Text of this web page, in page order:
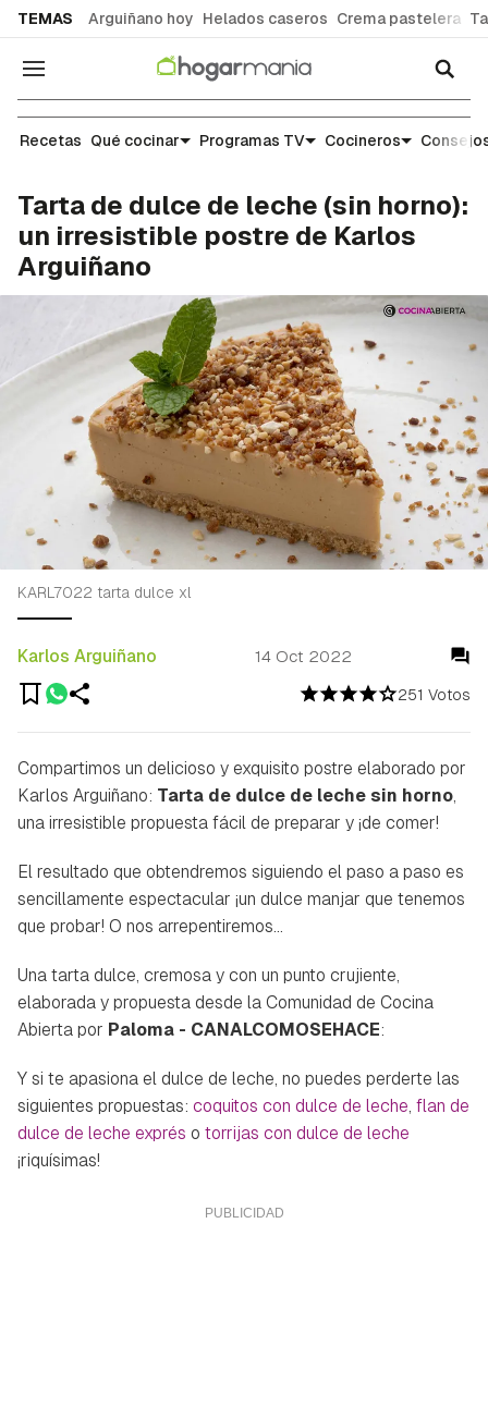
TEMAS Arguiñano hoy Helados caseros Crema pastelera
Navegación
Recetas
Recetas Qué cocinar Programas TV Cocineros
Tarta de dulce de leche (sin horno):
un irresistible postre de Karlos
Arguiñano
251 Votos
Karlos Arguiñano 14 Oct 2022
KARL7022 tarta dulce xl
Compartimos un delicioso y exquisito postre elaborado por
Karlos Arguiñano: Tarta de dulce de leche sin horno,
una irresistible propuesta fácil de preparar y ¡de comer!
El resultado que obtendremos siguiendo el paso a paso es
sencillamente espectacular ¡un dulce manjar que tenemos
que probar! O nos arrepentiremos...
Una tarta dulce, cremosa y con un punto crujiente,
elaborada y propuesta desde la Comunidad de Cocina
Abierta por Paloma - CANALCOMOSEHACE:
Y si te apasiona el dulce de leche, no puedes perderte las
siguientes propuestas: coquitos con dulce de leche, flan de
dulce de leche exprés o torrijas con dulce de leche
¡riquísimas!